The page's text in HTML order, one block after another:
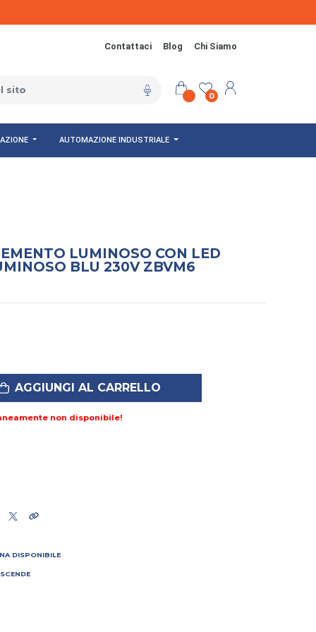
Contattaci Blog Chi Siamo
0
AUTOMAZIONE INDUSTRIALE
LUMINOSO CON LED
BLU 230V ZBVM6
AGGIUNGI AL CARRELLO
non disponibile!
DISPONIBILE